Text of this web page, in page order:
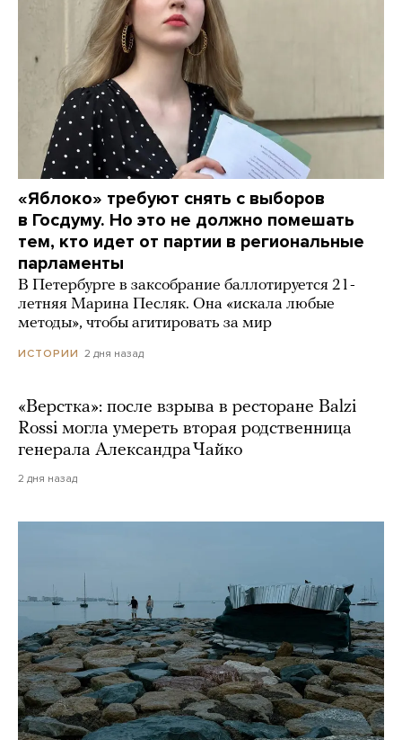
«Яблоко» требуют снять с выборов
в Госдуму. Но это не должно помешать
тем, кто идет от партии в региональные
парламенты
В Петербурге в заксобрание баллотируется 21-
летняя Марина Песляк. Она «искала любые
методы», чтобы агитировать за мир
ИСТОРИИ 2 дня назад
«Верстка»: после взрыва в ресторане Balzi
Rossi могла умереть вторая родственница
генерала Александра Чайко
2 дня назад